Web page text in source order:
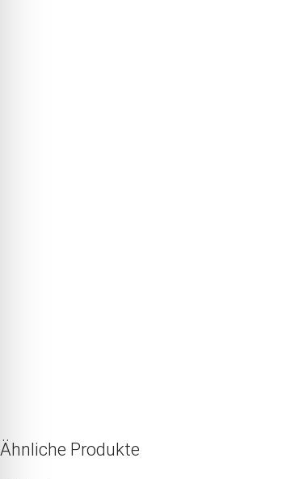
Ähnliche Produkte